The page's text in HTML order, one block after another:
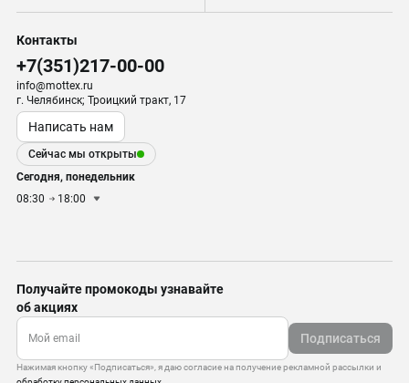
Контакты
+7(351)217-00-00
info@mottex.ru
г. Челябинск; Троицкий тракт, 17
Написать нам
Сейчас мы открыты
Сегодня, понедельник
08:30
18:00
Получайте промокоды узнавайте
об акциях
Подписаться
Нажимая кнопку «Подписаться», я даю согласие на получение рекламной рассылки и